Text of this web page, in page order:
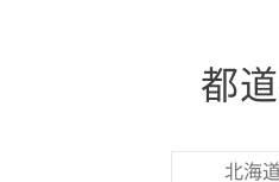
都
北海道